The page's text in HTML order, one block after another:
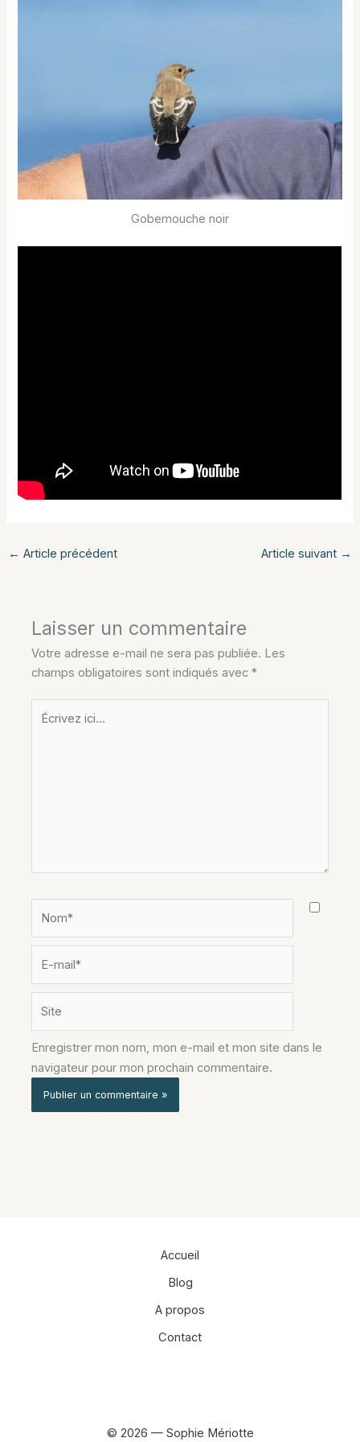
Gobemouche noir
← Article précédent Article suivant →
Laisser un commentaire
Votre adresse e-mail ne sera pas publiée. Les
champs obligatoires sont indiqués avec*
Écrivez
mail*
Enregistrer mon nom, mon e-mail et mon site dans le
navigateur pour mon prochain commentaire.
Accueil
Blog
A propos
Contact
© 2026 — Sophie Mériotte